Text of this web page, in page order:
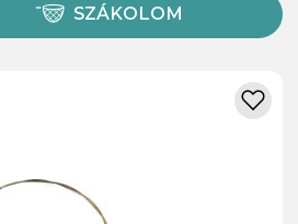
SZÁKOLOM